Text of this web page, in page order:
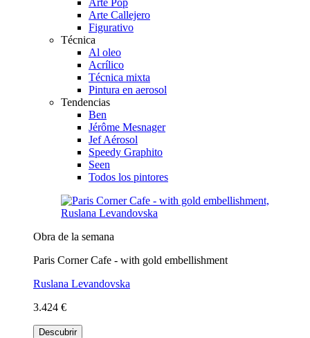
Arte Callejero
Figurativo
Técnica
Al oleo
Acrílico
Técnica mixta
Pintura en aerosol
Tendencias
Ben
Jérôme Mesnager
Jef Aérosol
Speedy Graphito
Seen
Todos los pintores
Obra de la semana
Paris Corner Cafe - with gold embellishment
Ruslana Levandovska
3.424 €
Descubrir